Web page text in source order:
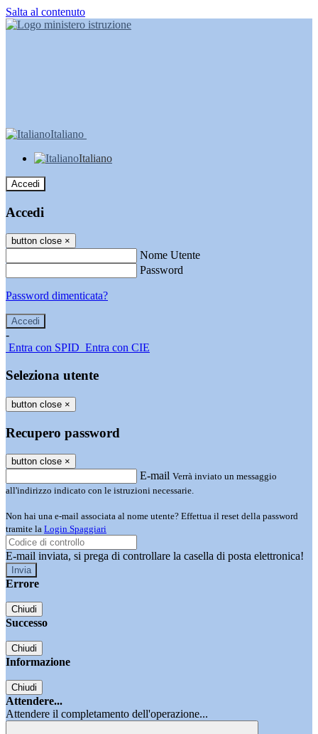
Salta al contenuto
Italiano
Italiano
Accedi
Accedi
button close ×
Nome Utente
Password
Password dimenticata?
-
Entra con SPID Entra con CIE
Seleziona utente
button close ×
Recupero password
button close ×
E-mail Verrà inviato un messaggio
all'indirizzo indicato con le istruzioni necessarie.
Non hai una e-mail associata al nome utente? Effettua il reset della password
tramite la Login Spaggiari
E-mail inviata, si prega di controllare la casella di posta elettronica!
Errore
Chiudi
Successo
Chiudi
Informazione
Chiudi
Attendere...
Attendere il completamento dell'operazione...